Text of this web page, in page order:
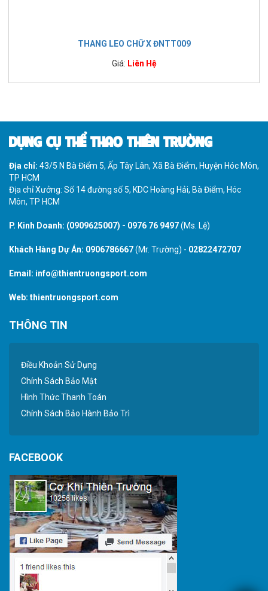
THANG LEO CHỮ X ĐNTT009
Giá: Liên Hệ
DỤNG CỤ THỂ THAO THIÊN TRƯỜNG
Địa chỉ: 43/5 N Bà Điểm 5, Ấp Tây Lân, Xã Bà Điểm, Huyện Hóc Môn,
TP HCM
Địa chỉ Xưởng: Số 14 đường số 5, KDC Hoàng Hải, Bà Điểm, Hóc
Môn, TP HCM
P. Kinh Doanh: (0909625007) - 0976 76 9497(Ms. Lệ)
Khách Hàng Dự Án: 0906786667(Mr. Trường) - 02822472707
Email: info@thientruongsport.com
Web: thientruongsport.com
THÔNG TIN
Điều Khoản Sử Dụng
Chính Sách Bảo Mật
Hình Thức Thanh Toán
Chính Sách Bảo Hành Bảo Trì
FACEBOOK